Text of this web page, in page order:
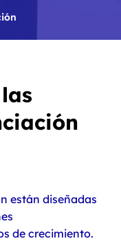
están diseñadas
de crecimiento.